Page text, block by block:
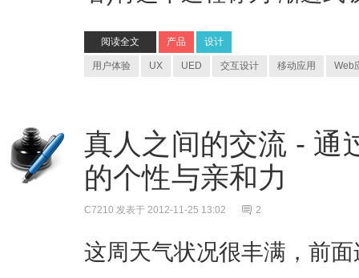
阅读全文 产品 设计
用户体验 UX UED 交互设计 移动应用 Web
真人之间的交流 - 通
的个性与亲和力
C7210 发表于 2012-11-25 13:02 2
这周天气状况很丰满，前